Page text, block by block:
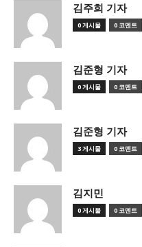
김주희 기자
0 게시물 0 코멘트
김준형 기자
0 게시물 0 코멘트
김준형 기자
3 게시물 0 코멘트
김지민
0 게시물 0 코멘트